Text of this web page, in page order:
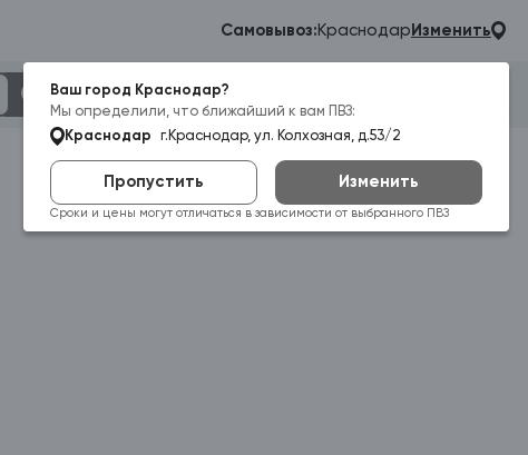
Самовывоз: Краснодар Изменить
Ваш город Краснодар?
Мы определили, что ближайший к вам ПВЗ:
Краснодар
г.Краснодар, ул. Колхозная, д.53/2
Пропустить Изменить
Сроки и цены могут отличаться в зависимости от выбранного ПВЗ
Гараж